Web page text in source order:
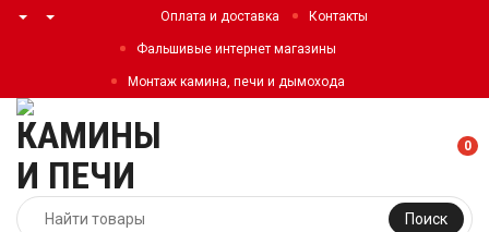
Оплата и доставка Контакты
Фальшивые интернет магазины
Монтаж камина, печи и дымохода
Поиск
0